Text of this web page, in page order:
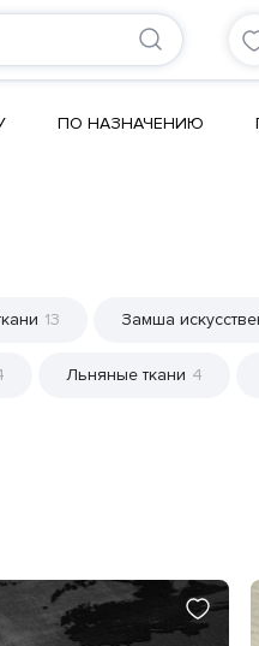
ПО НАЗНАЧЕНИЮ
13 Замша
Льняные ткани 4